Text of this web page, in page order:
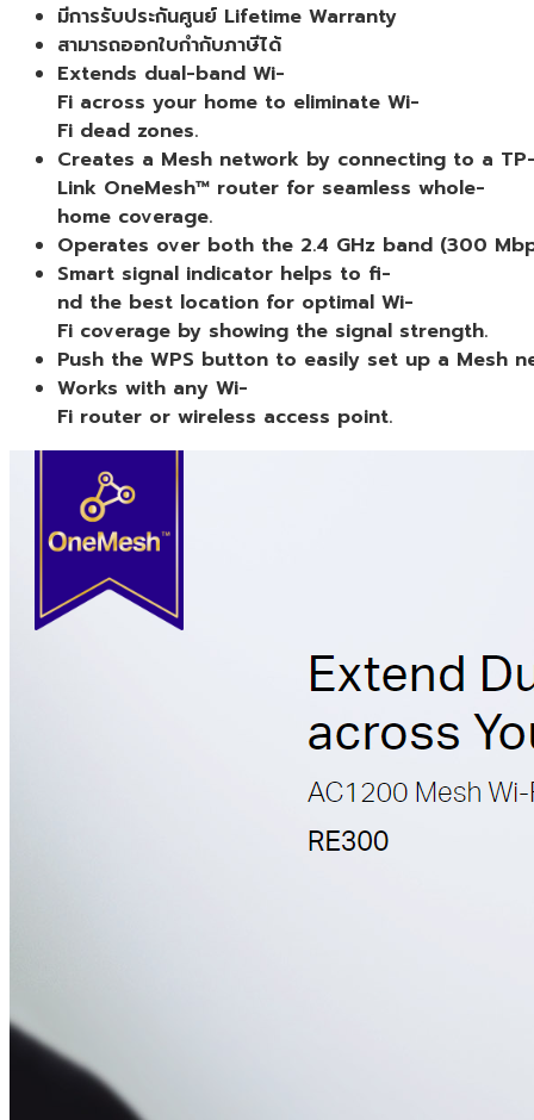
มีการรับประกันศูนย์ Lifetime Warranty
สามารถออกใบกำกับภาษีได้
Extends dual-band Wi-
Fi across your home to eliminate Wi-
Fi dead zones.
Creates a Mesh network by connecting to a
Link OneMesh™ router for seamless whole-
home coverage.
Operates over both the 2.4 GHz band (300
Smart signal indicator helps to fi­
nd the best location for optimal Wi-
Fi coverage by showing the signal strength.
Push the WPS button to easily set up a Mesh
Works with any Wi-
Fi router or wireless access point.